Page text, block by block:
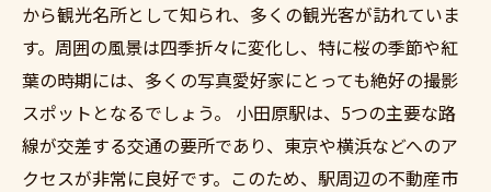
から観光名所として知られ、多くの観光客が訪れていま
す。周囲の風景は四季折々に変化し、特に桜の季節や紅
葉の時期には、多くの写真愛好家にとっても絶好の撮影
スポットとなるでしょう。 小田原駅は、5つの主要な路
線が交差する交通の要所であり、東京や横浜などへのア
クセスが非常に良好です。このため、駅周辺の不動産市